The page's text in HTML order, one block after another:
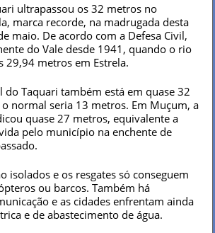
ultrapassou os 32 metros no
marca recorde, na madrugada desta
maio. De acordo com a Defesa Civil,
do Vale desde 1941, quando o rio
29,94 metros em Estrela.
do Taquari também está em quase 32
normal seria 13 metros. Em Muçum, a
quase 27 metros, equivalente a
pelo município na enchente de
isolados e os resgates só conseguem
ou barcos. Também há
e as cidades enfrentam ainda
e de abastecimento de água.